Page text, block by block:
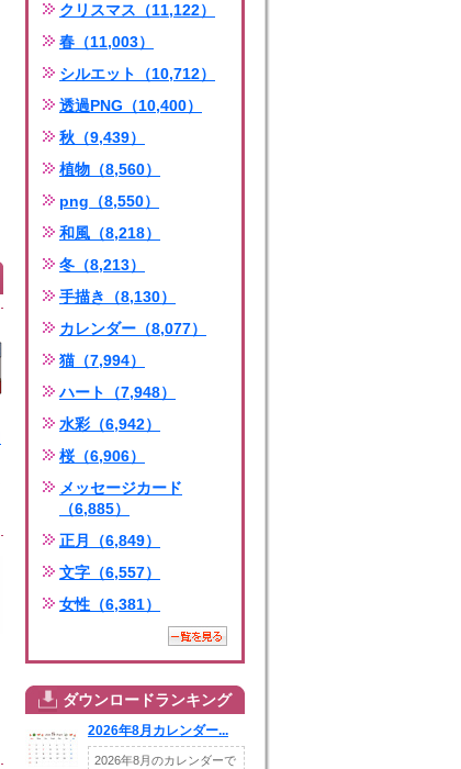
クリスマス（11,122）
春（11,003）
シルエット（10,712）
透過PNG（10,400）
秋（9,439）
植物（8,560）
png（8,550）
和風（8,218）
冬（8,213）
手描き（8,130）
カレンダー（8,077）
猫（7,994）
ハート（7,948）
水彩（6,942）
桜（6,906）
メッセージカード
（6,885）
正月（6,849）
文字（6,557）
女性（6,381）
ダウンロードランキング
2026年8月カレンダー...
2026年8月のカレンダーで